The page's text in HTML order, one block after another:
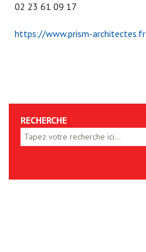
02 23 61 09 17
https://www.prism-architectes.fr
RECHERCHE